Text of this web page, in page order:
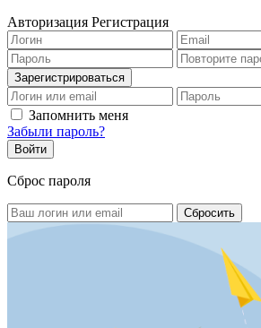
Авторизация Регистрация
Запомнить меня
Забыли пароль?
Сброс пароля